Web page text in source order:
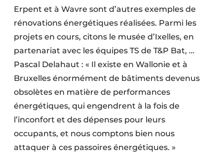
Erpent et à Wavre sont d’autres exemples de
rénovations énergétiques réalisées. Parmi les
projets en cours, citons le musée d’Ixelles, en
partenariat avec les équipes TS de T&P Bat, …
Pascal Delahaut : « Il existe en Wallonie et à
Bruxelles énormément de bâtiments devenus
obsolètes en matière de performances
énergétiques, qui engendrent à la fois de
l’inconfort et des dépenses pour leurs
occupants, et nous comptons bien nous
attaquer à ces passoires énergétiques. »